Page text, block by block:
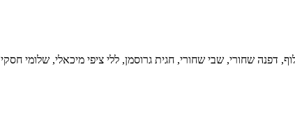
דפנה שחורי, שבי שחורי, חגית גרוסמן, ללי ציפי מיכאלי, שלומי חסקי